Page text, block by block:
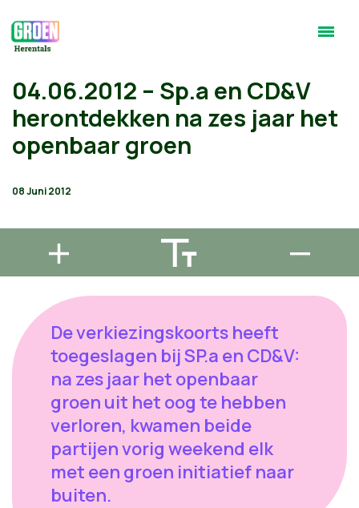
04.06.2012 – Sp.a en CD&V
herontdekken na zes jaar het
openbaar groen
08 Juni 2012
De verkiezingskoorts heeft
toegeslagen bij SP.a en CD&V:
na zes jaar het openbaar
groen uit het oog te hebben
verloren, kwamen beide
partijen vorig weekend elk
met een groen initiatief naar
buiten.